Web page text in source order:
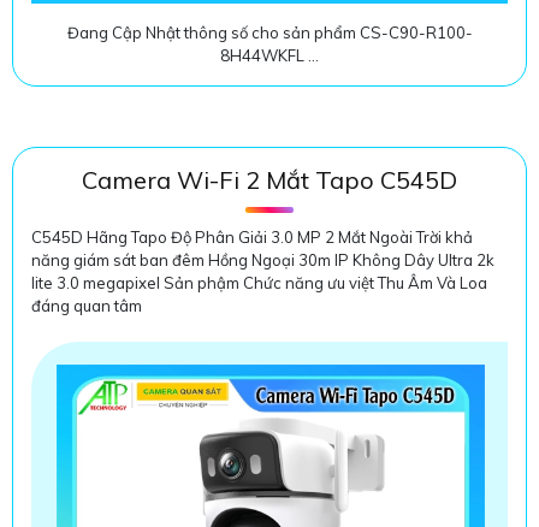
Đang Cập Nhật thông số cho sản phẩm CS-C90-R100-
8H44WKFL ...
Camera Wi-Fi 2 Mắt Tapo C545D
C545D Hãng Tapo Độ Phân Giải 3.0 MP 2 Mắt Ngoài Trời khả
năng giám sát ban đêm Hồng Ngoại 30m IP Không Dây Ultra 2k
lite 3.0 megapixel Sản phậm Chức năng ưu việt Thu Âm Và Loa
đáng quan tâm